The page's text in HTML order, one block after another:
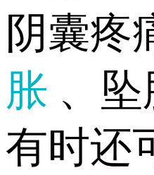
阴囊疼
胀 、坠
有时还